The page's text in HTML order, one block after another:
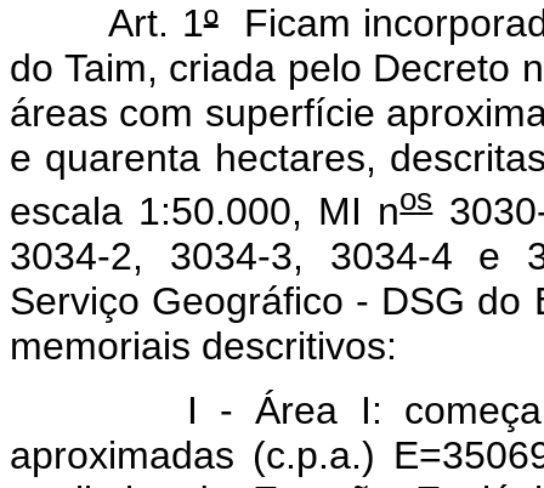
Art. 1ºFicam
do Taim, criada pelo Decreto n
áreas com superfície
e quarenta hectares,
escala 1:50.000, MI nos
3034-2, 3034-3, 3034-4 e
Serviço Geográfico - DSG do
memoriais descritivos:
I - Área I: começa no
aproximadas (c.p.a.)